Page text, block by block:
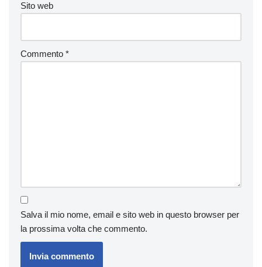
Sito web
Commento *
Salva il mio nome, email e sito web in questo browser per
la prossima volta che commento.